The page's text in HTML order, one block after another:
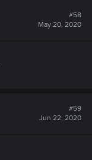
#58
May 20, 2020
#59
Jun 22, 2020